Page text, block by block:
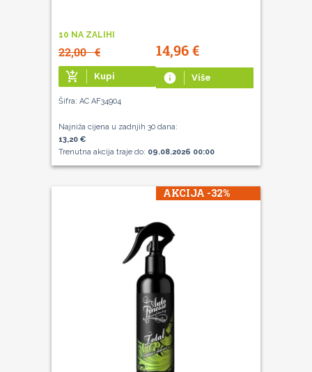
10 NA ZALIHI
22,00€ 14,96€
add_shopping_cart Kupi info Više
Šifra: AC AF34904
Najniža cijena u zadnjih 30 dana:
13,20 €
Trenutna akcija traje do: 09.08.2026 00:00
AKCIJA -32%